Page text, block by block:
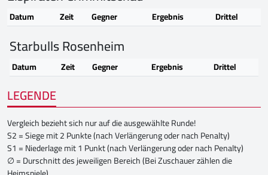
Datum Zeit Gegner Ergebnis Drittel
Starbulls Rosenheim
Datum Zeit Gegner Ergebnis Drittel
LEGENDE
Vergleich bezieht sich nur auf die ausgewählte Runde!
S2 = Siege mit 2 Punkte (nach Verlängerung oder nach Penalty)
S1 = Niederlage mit 1 Punkt (nach Verlängerung oder nach Penalty)
∅ = Durschnitt des jeweiligen Bereich (Bei Zuschauer zählen die